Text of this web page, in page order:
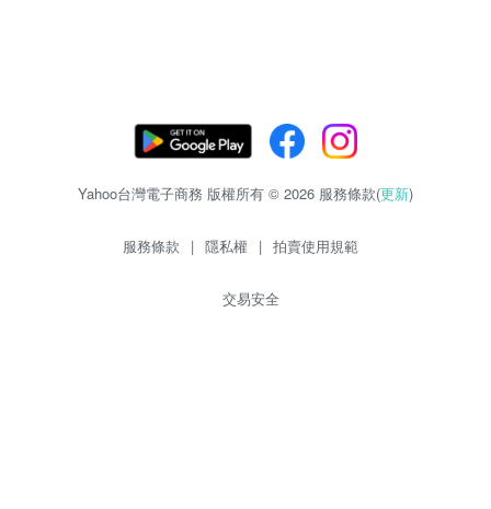
Yahoo台灣電子商務 版權所有 © 2026 服務條款(更新)
服務條款 | 隱私權 | 拍賣使用規範
交易安全